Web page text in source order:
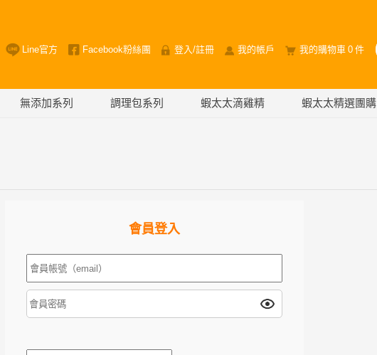
Line官方 Facebook粉絲團 登入/註冊 我的帳戶 我的購物車 0 件
無添加系列 調理包系列 蝦太太滴雞精 蝦太太精選團購
會員登入